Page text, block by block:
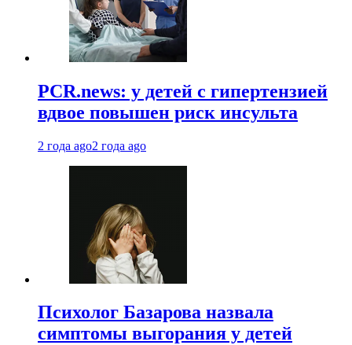
PCR.news: у детей с гипертензией
вдвое повышен риск инсульта
2 года ago2 года ago
Психолог Базарова назвала
симптомы выгорания у детей